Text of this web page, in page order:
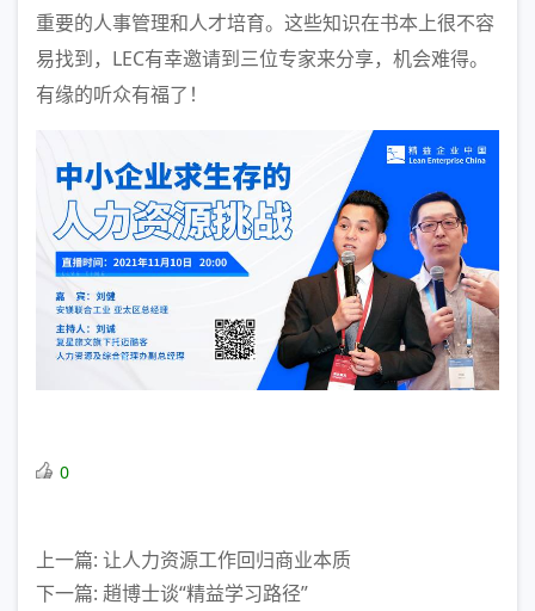
重要的人事管理和人才培育。这些知识在书本上很不容
易找到，LEC有幸邀请到三位专家来分享，机会难得。
有缘的听众有福了！
0
上一篇: 让人力资源工作回归商业本质
下一篇: 趙博士谈“精益学习路径”